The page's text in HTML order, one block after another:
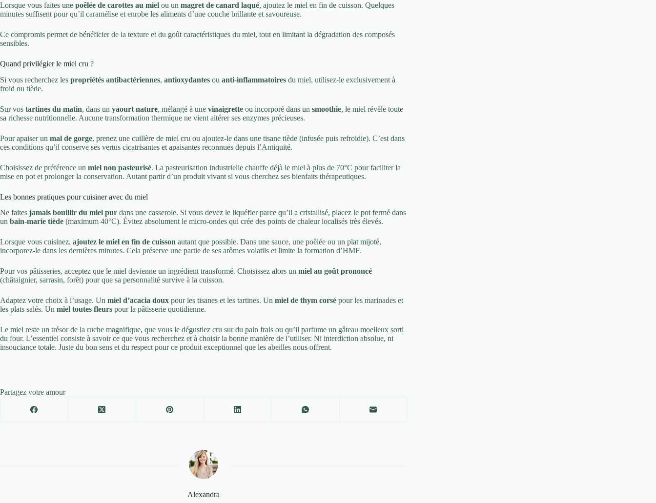
Lorsque vous faites une poêlée de carottes au miel ou un magret de canard laqué, ajoutez le miel en fin de cuisson. Quelques
minutes suffisent pour qu’il caramélise et enrobe les aliments d’une couche brillante et savoureuse.
Ce compromis permet de bénéficier de la texture et du goût caractéristiques du miel, tout en limitant la dégradation des composés
sensibles.
Quand privilégier le miel cru ?
Si vous recherchez les propriétés antibactériennes, antioxydantes ou anti-inflammatoires du miel, utilisez-le exclusivement à
froid ou tiède.
Sur vos tartines du matin, dans un yaourt nature, mélangé à une vinaigrette ou incorporé dans un smoothie, le miel révèle toute
sa richesse nutritionnelle. Aucune transformation thermique ne vient altérer ses enzymes précieuses.
Pour apaiser un mal de gorge, prenez une cuillère de miel cru ou ajoutez-le dans une tisane tiède (infusée puis refroidie). C’est dans
ces conditions qu’il conserve ses vertus cicatrisantes et apaisantes reconnues depuis l’Antiquité.
Choisissez de préférence un miel non pasteurisé. La pasteurisation industrielle chauffe déjà le miel à plus de 70°C pour faciliter la
mise en pot et prolonger la conservation. Autant partir d’un produit vivant si vous cherchez ses bienfaits thérapeutiques.
Les bonnes pratiques pour cuisiner avec du miel
Ne faites jamais bouillir du miel pur dans une casserole. Si vous devez le liquéfier parce qu’il a cristallisé, placez le pot fermé dans
un bain-marie tiède (maximum 40°C). Évitez absolument le micro-ondes qui crée des points de chaleur localisés très élevés.
Lorsque vous cuisinez, ajoutez le miel en fin de cuisson autant que possible. Dans une sauce, une poêlée ou un plat mijoté,
incorporez-le dans les dernières minutes. Cela préserve une partie de ses arômes volatils et limite la formation d’HMF.
Pour vos pâtisseries, acceptez que le miel devienne un ingrédient transformé. Choisissez alors un miel au goût prononcé
(châtaignier, sarrasin, forêt) pour que sa personnalité survive à la cuisson.
Adaptez votre choix à l’usage. Un miel d’acacia doux pour les tisanes et les tartines. Un miel de thym corsé pour les marinades et
les plats salés. Un miel toutes fleurs pour la pâtisserie quotidienne.
Le miel reste un trésor de la ruche magnifique, que vous le dégustiez cru sur du pain frais ou qu’il parfume un gâteau moelleux sorti
du four. L’essentiel consiste à savoir ce que vous recherchez et à choisir la bonne manière de l’utiliser. Ni interdiction absolue, ni
insouciance totale. Juste du bon sens et du respect pour ce produit exceptionnel que les abeilles nous offrent.
Partagez votre amour
Alexandra